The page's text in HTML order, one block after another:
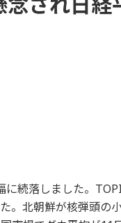
続落しました。
。北朝鮮が核弾頭の